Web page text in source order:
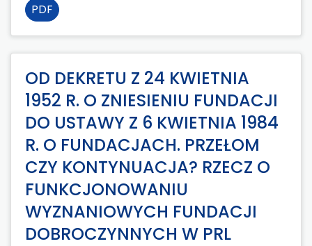
PDF
OD DEKRETU Z 24 KWIETNIA
1952 R. O ZNIESIENIU FUNDACJI
DO USTAWY Z 6 KWIETNIA 1984
R. O FUNDACJACH. PRZEŁOM
CZY KONTYNUACJA? RZECZ O
FUNKCJONOWANIU
WYZNANIOWYCH FUNDACJI
DOBROCZYNNYCH W PRL